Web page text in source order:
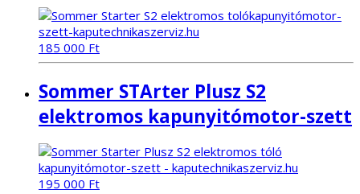
185 000 Ft
Sommer STArter Plusz S2
elektromos kapunyitómotor-szett
195 000 Ft